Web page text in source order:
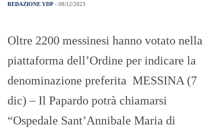
REDAZIONE VDP - 08/12/2023
Oltre 2200 messinesi hanno votato nella
piattaforma dell’Ordine per indicare la
denominazione preferita MESSINA (7
dic) – Il Papardo potrà chiamarsi
“Ospedale Sant’Annibale Maria di